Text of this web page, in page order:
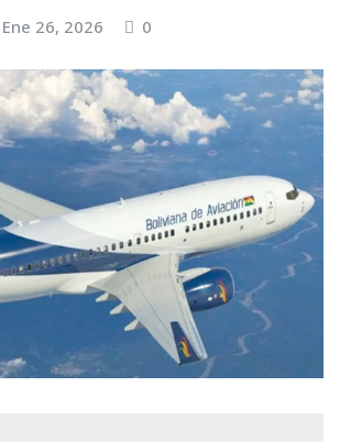
Ene 26, 2026 0